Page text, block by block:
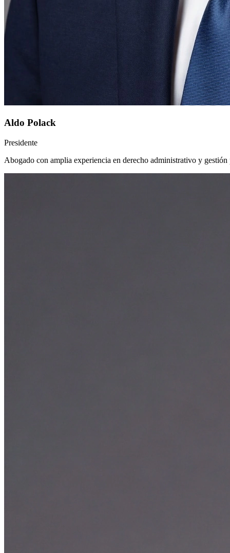
Aldo Polack
Presidente
Abogado con amplia experiencia en derecho administrativo y